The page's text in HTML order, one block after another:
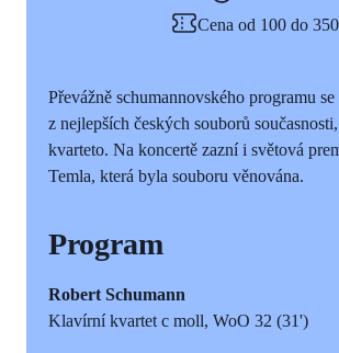
Cena od 100 do
Převážně schumannovského programu
z nejlepších českých souborů
kvarteto. Na koncertě zazní i světová
Temla, která byla souboru věnována.
Program
Robert Schumann
Klavírní kvartet c moll, WoO 32 (31')